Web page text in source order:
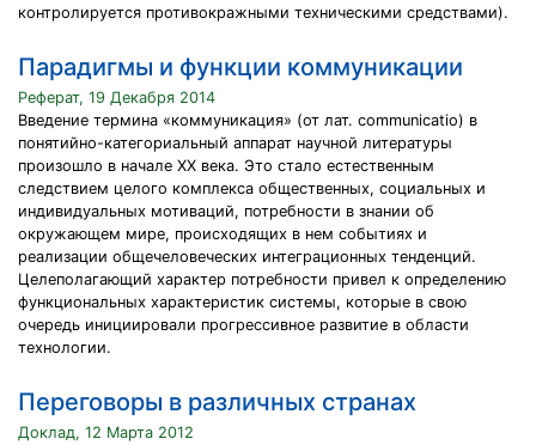
контролируется противокражными техническими средствами).
Парадигмы и функции коммуникации
Реферат, 19 Декабря 2014
Введение термина «коммуникация» (от лат. communicatio) в
понятийно-категориальный аппарат научной литературы
произошло в начале XX века. Это стало естественным
следствием целого комплекса общественных, социальных и
индивидуальных мотиваций, потребности в знании об
окружающем мире, происходящих в нем событиях и
реализации общечеловеческих интеграционных тенденций.
Целеполагающий характер потребности привел к определению
функциональных характеристик системы, которые в свою
очередь инициировали прогрессивное развитие в области
технологии.
Переговоры в различных странах
Доклад, 12 Марта 2012